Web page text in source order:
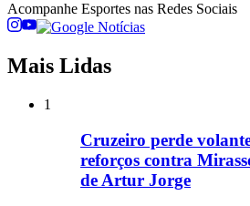
Acompanhe Esportes nas Redes Sociais
Mais Lidas
1
Cruzeiro perde
reforços contra
de Artur Jorge